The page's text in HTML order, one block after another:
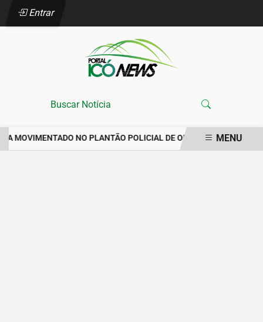
Entrar
MOVIMENTADO NO PLANTÃO POLICIAL DE ORÓS REGISTRA
MENU